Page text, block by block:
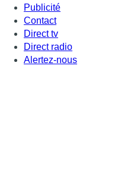
Publicité
Contact
Direct tv
Direct radio
Alertez-nous